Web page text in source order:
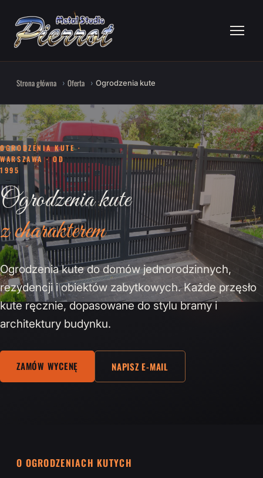
Strona główna Oferta Ogrodzenia kute
OGRODZENIA KUTE ·
WARSZAWA · OD
1995
Ogrodzenia kute
z charakterem
Ogrodzenia kute do domów jednorodzinnych,
rezydencji i obiektów zabytkowych. Każde przęsło
kute ręcznie, dopasowane do stylu bramy i
architektury budynku.
ZAMÓW WYCENĘ NAPISZ E-MAIL
O OGRODZENIACH KUTYCH